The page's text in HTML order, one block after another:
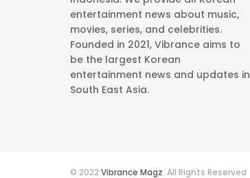
entertainment news about music,
movies, series, and celebrities.
Founded in 2021, Vibrance aims to
be the largest Korean
entertainment news and updates in
South East Asia.
© 2022 Vibrance Magz. All Rights Reserved